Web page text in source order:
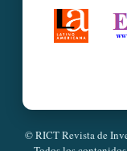
© RICT Revista de